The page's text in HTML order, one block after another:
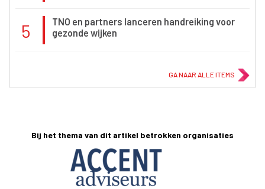
5
TNO en partners lanceren handreiking voor
gezonde wijken
GA NAAR ALLE ITEMS
Bij het thema van dit artikel betrokken organisaties